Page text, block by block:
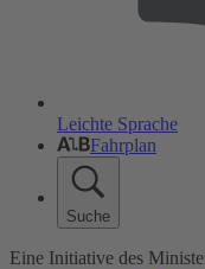
Leichte Sprache
Fahrplan
Suche
Eine Initiative des